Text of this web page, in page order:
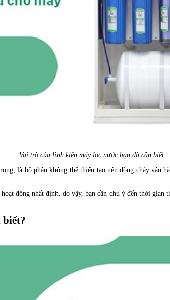
Vai trò của linh kiện máy lọc nước bạn đã cần biết
là bộ phận không thể thiếu tạo nên dòng chảy vận
động nhất định. do vậy, bạn cần chú ý đến thời
biết?